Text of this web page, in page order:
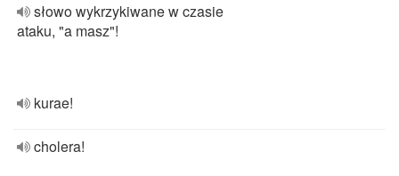
słowo wykrzykiwane w czasie
ataku, "a masz"!
kurae!
cholera!